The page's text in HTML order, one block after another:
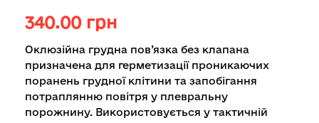
340.00 грн
Оклюзійна грудна пов’язка без клапана
призначена для герметизації проникаючих
поранень грудної клітини та запобігання
потраплянню повітря у плевральну
порожнину. Використовується у тактичній